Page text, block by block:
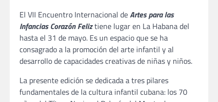
El VII Encuentro Internacional deArtes para las
Infancias Corazón Feliztiene lugar en La Habana del
hasta el 31 de mayo. Es un espacio que se ha
consagrado a la promoción del arte infantil y al
desarrollo de capacidades creativas de niñas y niños.
La presente edición se dedicada a tres pilares
fundamentales de la cultura infantil cubana: los 70